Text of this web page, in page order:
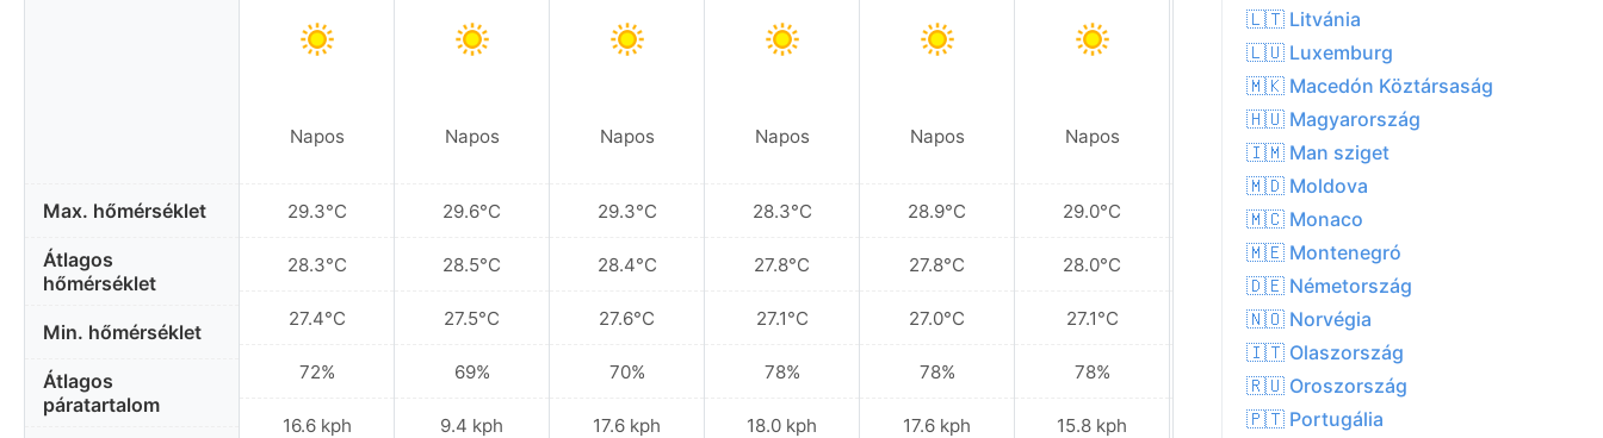
Max. hőmérséklet
Átlagos
hőmérséklet
Min. hőmérséklet
Átlagos
páratartalom
Napos
29.3°C
28.3°C
27.4°C
72%
16.6 kph
Napos
29.6°C
28.5°C
27.5°C
69%
9.4 kph
Napos
29.3°C
28.4°C
27.6°C
70%
17.6 kph
Napos
28.3°C
27.8°C
27.1°C
78%
18.0 kph
Napos
28.9°C
27.8°C
27.0°C
78%
17.6 kph
Napos
29.0°C
28.0°C
27.1°C
78%
15.8 kph
30.0°C
28.6°C
27.4°C
71%
13.3 kph
🇱🇹 Litvánia
🇱🇺 Luxemburg
🇲🇰 Macedón Köztársaság
🇭🇺 Magyarország
🇮🇲 Man sziget
🇲🇩 Moldova
🇲🇨 Monaco
🇲🇪 Montenegró
🇩🇪 Németország
🇳🇴 Norvégia
🇮🇹 Olaszország
🇷🇺 Oroszország
🇵🇹 Portugália